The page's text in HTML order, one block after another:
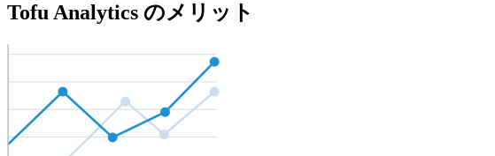
Tofu Analytics のメリット